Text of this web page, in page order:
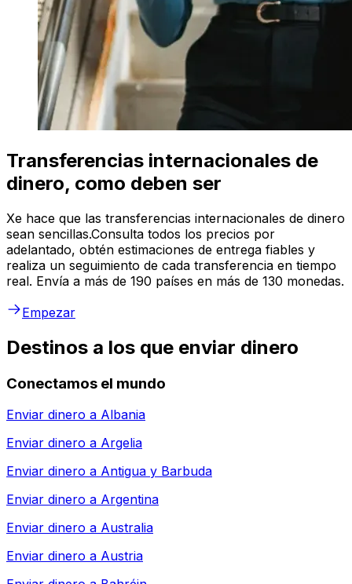
Transferencias internacionales de
dinero, como deben ser
Xe hace que las transferencias internacionales de dinero
sean sencillas.Consulta todos los precios por
adelantado, obtén estimaciones de entrega fiables y
realiza un seguimiento de cada transferencia en tiempo
real. Envía a más de 190 países en más de 130 monedas.
Empezar
Destinos a los que enviar dinero
Conectamos el mundo
Enviar dinero a Albania
Enviar dinero a Argelia
Enviar dinero a Antigua y Barbuda
Enviar dinero a Argentina
Enviar dinero a Australia
Enviar dinero a Austria